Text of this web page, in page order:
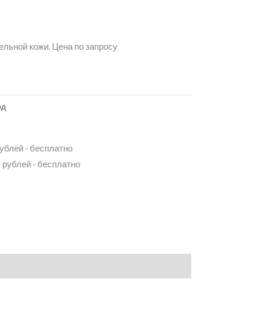
кожи. Цена по запросу
- бесплатно
- бесплатно